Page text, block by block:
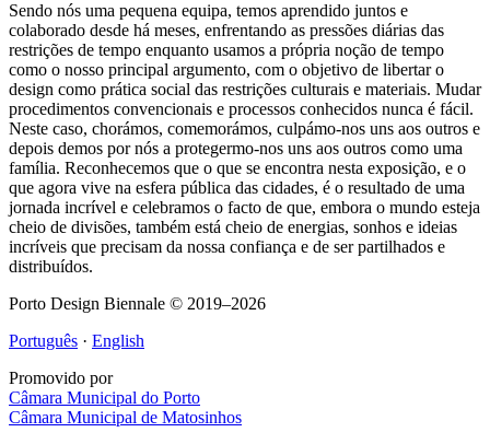
Sendo nós uma pequena equipa, temos aprendido juntos e
colaborado desde há meses, enfrentando as pressões diárias das
restrições de tempo enquanto usamos a própria noção de tempo
como o nosso principal argumento, com o objetivo de libertar o
design como prática social das restrições culturais e materiais. Mudar
procedimentos convencionais e processos conhecidos nunca é fácil.
Neste caso, chorámos, comemorámos, culpámo-nos uns aos outros e
depois demos por nós a protegermo-nos uns aos outros como uma
família. Reconhecemos que o que se encontra nesta exposição, e o
que agora vive na esfera pública das cidades, é o resultado de uma
jornada incrível e celebramos o facto de que, embora o mundo esteja
cheio de divisões, também está cheio de energias, sonhos e ideias
incríveis que precisam da nossa confiança e de ser partilhados e
distribuídos.
Porto Design Biennale © 2019–2026
Português · English
Promovido por
Câmara Municipal do Porto
Câmara Municipal de Matosinhos